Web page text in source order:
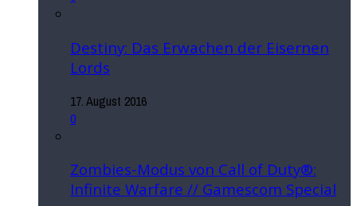
Destiny: Das Erwachen der Eisernen
Lords
17. August 2016
0
Zombies-Modus von Call of Duty®:
Infinite Warfare // Gamescom Special